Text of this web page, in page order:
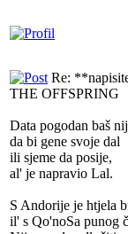
Re:
THE OFFSPRING
Data pogodan baš
da bi gene svoje dal
ili sjeme da posije,
al' je napravio Lal.
S Andorije je htjela
il' s Qo'noSa punog